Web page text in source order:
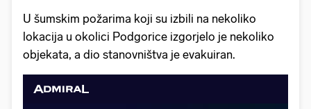
U šumskim požarima koji su izbili na nekoliko
lokacija u okolici Podgorice izgorjelo je nekoliko
objekata, a dio stanovništva je evakuiran.